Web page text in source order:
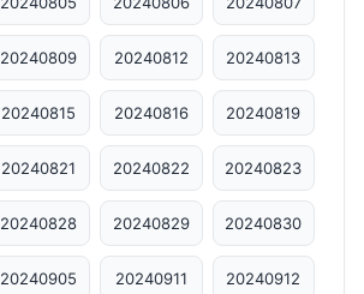
20240809 20240812 20240813
20240815 20240816 20240819
20240821 20240822 20240823
20240828 20240829 20240830
20240905 20240911 20240912